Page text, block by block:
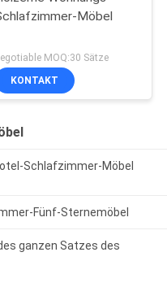
Möbel
MOQ:30 Sätze
KONTAKT
Schlafzimmer-Möbel
Fünf-Sternemöbel
ganzen Satzes des